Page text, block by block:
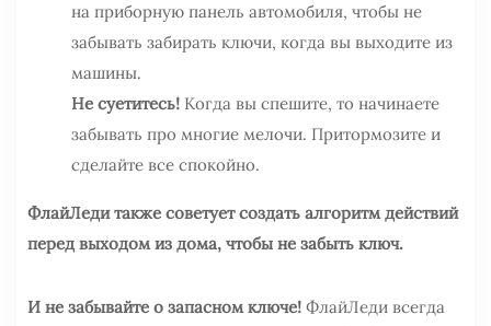
на приборную панель автомобиля, чтобы не
забывать забирать ключи, когда вы выходите из
машины.
Не суетитесь! Когда вы спешите, то начинаете
забывать про многие мелочи. Притормозите и
сделайте все спокойно.
ФлайЛеди также советует создать алгоритм действий
перед выходом из дома, чтобы не забыть ключ.
И не забывайте о запасном ключе! ФлайЛеди всегда